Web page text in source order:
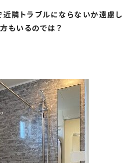
隣トラブルにならないか遠慮し
もいるのでは？